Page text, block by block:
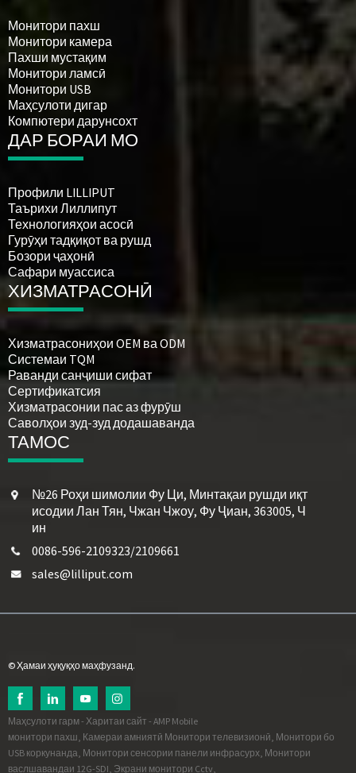
Монитори пахш
Монитори камера
Пахши мустақим
Монитори ламсӣ
Монитори USB
Маҳсулоти дигар
Компютери дарунсохт
ДАР БОРАИ МО
Профили LILLIPUT
Таърихи Лиллипут
Технологияҳои асосӣ
Гурӯҳи тадқиқот ва рушд
Бозори ҷаҳонӣ
Сафари муассиса
ХИЗМАТРАСОНӢ
Хизматрасониҳои OEM ва ODM
Системаи TQM
Раванди санҷиши сифат
Сертификатсия
Хизматрасонии пас аз фурӯш
Саволҳои зуд-зуд додашаванда
ТАМОС
№26 Роҳи шимолии Фу Ци, Минтақаи рушди иқт
исодии Лан Тян, Чжан Чжоу, Фу Ҷиан, 363005, Ч
ин
0086-596-2109323/2109661
sales@lilliput.com
© Ҳамаи ҳуқуқҳо маҳфузанд.
Маҳсулоти гарм- Харитаи сайт - AMP Mobile
монитори пахш Камераи амниятӣ Монитори телевизионӣ Монитори бо
USB коркунанда Монитори сенсории панели инфрасурх Монитори
васлшавандаи 12G-SDI Экрани монитори Cctv